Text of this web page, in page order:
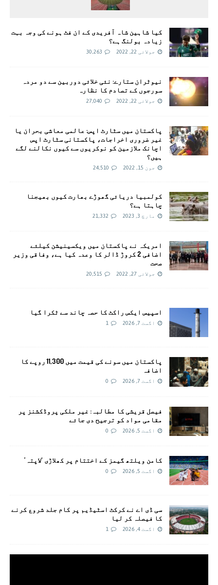
کیا شاہین شاہ آفریدی کے ان فٹ ہونے کی وجہ بہت
زیادہ بولنگ ہے؟
جولائی 22, 2022 30,263
نیوٹران ستارے: نئی خلائی دوربین سے دو مردہ
سورجوں کے تصادم کا نظارہ
جولائی 22, 2022 27,040
پاکستان میں سٹارٹ اپس: عالمی معاشی بحران یا
غیر ضروری اخراجات، پاکستانی سٹارٹ اپس
اچانک ملازمین کو نوکریوں سے کیوں نکالنے لگے
ہیں؟
جون 15, 2022 24,510
کولمبیا دریائی گھوڑے بھارت کیوں بھیجنا
چاہتا ہے؟
مارچ 3, 2023 21,332
امريکہ نے پاکستان میں ویکسینیشن کیلئے
اضافی 2 کروڑ ڈالر کا وعدہ کیا ہے، وفاقی وزیر
صحت
جولائی 27, 2022 20,515
اسپیس ایکس راکٹ کا حصہ چاند سے ٹکرا گیا
اگست 7, 2026 1
پاکستان میں سونے کی قیمت میں 11,300 روپے کا
اضافہ
اگست 7, 2026 0
فیصل قریشی کا مطالبہ: غیر ملکی پروڈکشنز پر
مقامی مواد کو ترجیح دی جائے
اگست 5, 2026 0
کامن ویلتھ گیمز کے اختتام پر کھلاڑی ‘لاپتہ’
اگست 5, 2026 0
سی ڈی اے نے کرکٹ اسٹیڈیم پر کام جلد شروع کرنے
کا فیصلہ کر لیا
اگست 4, 2026 1